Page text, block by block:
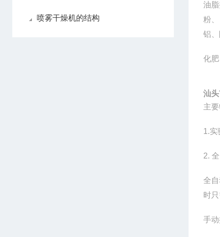
喷雾干燥机的结构
油
粉
铝
化
汕
主
1.实
2.
全
时
手